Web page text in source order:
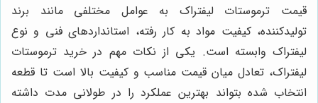
قیمت ترموستات لیفتراک به عوامل مختلفی مانند برند
تولیدکننده، کیفیت مواد به کار رفته، استانداردهای فنی و نوع
لیفتراک وابسته است. یکی از نکات مهم در خرید ترموستات
لیفتراک، تعادل میان قیمت مناسب و کیفیت بالا است تا قطعه
انتخاب شده بتواند بهترین عملکرد را در طولانی مدت داشته